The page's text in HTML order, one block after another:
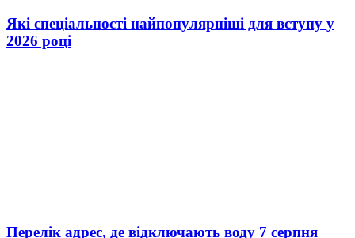
Які спеціальності найпопулярніші для вступу у
2026 році
Перелік адрес, де відключають воду 7 серпня